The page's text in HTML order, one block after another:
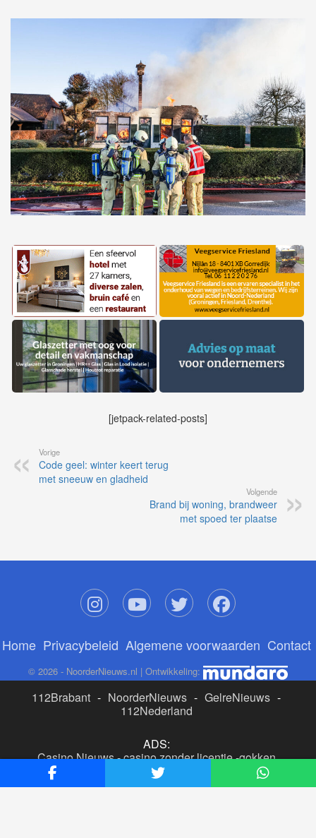
[jetpack-related-posts]
Vorige
Code geel: winter keert terug
met sneeuw en gladheid
Volgende
Brand bij woning, brandweer
met spoed ter plaatse
Home Privacybeleid Algemene voorwaarden Contact
© 2026 - NoorderNieuws.nl | Ontwikkeling:
112Brabant - NoorderNieuws - GelreNieuws -
112Nederland
ADS:
Casino Nieuws-casino zonder licentie-gokken
buitenlandse site
beste online casino nederland